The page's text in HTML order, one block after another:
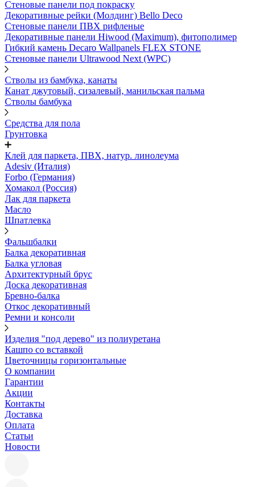
Стеновые панели под покраску
Декоративные рейки (Молдинг) Bello Deco
Стеновые панели ПВХ рифленыe
Декоративные панели Hiwood (Maximum), фитополимер
Гибкий камень Decaro Wallpanels FLEX STONE
Стеновые панели Ultrawood Next (WPC)
Стволы из бамбука, канаты
Канат джутовый, сизалевый, манильская пальма
Стволы бамбука
Средства для пола
Грунтовка
Клей для паркета, ПВХ, натур. линолеума
Adesiv (Италия)
Forbo (Германия)
Хомакол (Россия)
Лак для паркета
Масло
Шпатлевка
Фальшбалки
Балка декоративная
Балка угловая
Архитектурный брус
Доска декоративная
Бревно-балка
Откос декоративный
Ремни и консоли
Изделия "под дерево" из полиуретана
Кашпо со вставкой
Цветочницы горизонтальные
О компании
Гарантии
Акции
Контакты
Доставка
Оплата
Статьи
Новости